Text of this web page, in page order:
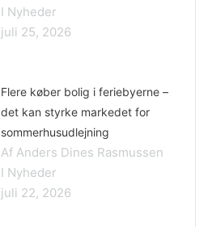
I Nyheder
juli 25, 2026
Flere køber bolig i feriebyerne –
det kan styrke markedet for
sommerhusudlejning
Af Anders Dines Rasmussen
I Nyheder
juli 22, 2026